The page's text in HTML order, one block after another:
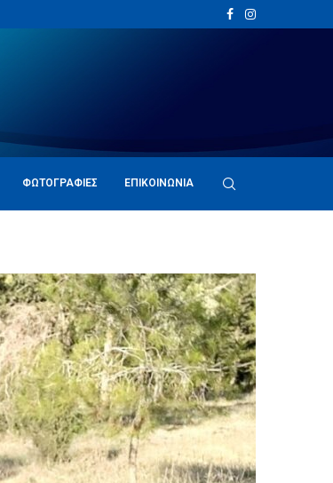
ΦΩΤΟΓΡΑΦΊΕΣ ΕΠΙΚΟΙΝΩΝΊΑ